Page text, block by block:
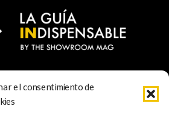
el consentimiento de
- Rosti Family Group S.L.